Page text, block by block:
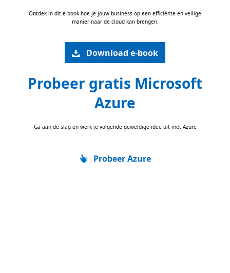
Ontdek in dit e-book hoe je jouw business op een efficiënte en veilige
manier naar de cloud kan brengen.
Download e-book
Probeer gratis Microsoft
Azure
Ga aan de slag en werk je volgende geweldige idee uit met Azure
Probeer Azure